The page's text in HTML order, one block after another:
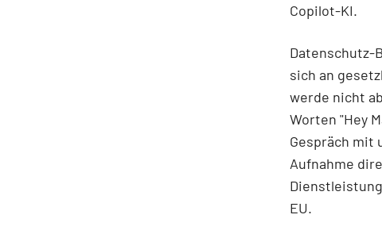
Copilot-KI.
Datenschutz-
sich an
werde nicht
Worten "Hey
Gespräch mit
Aufnahme
EU.